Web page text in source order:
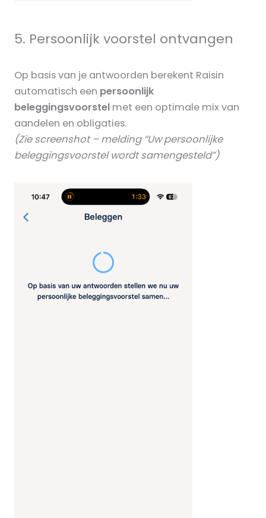
5. Persoonlijk voorstel ontvangen
Op basis van je antwoorden berekent Raisin
automatisch een persoonlijk
beleggingsvoorstel met een optimale mix van
aandelen en obligaties.
(Zie screenshot – melding “Uw persoonlijke
beleggingsvoorstel wordt samengesteld”)